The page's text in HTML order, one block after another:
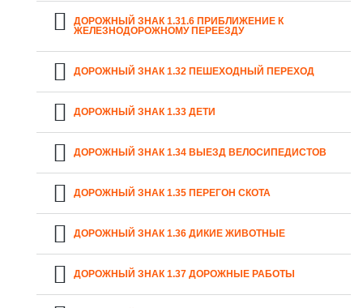
ДОРОЖНЫЙ ЗНАК 1.31.6 ПРИБЛИЖЕНИЕ К
ЖЕЛЕЗНОДОРОЖНОМУ ПЕРЕЕЗДУ
ДОРОЖНЫЙ ЗНАК 1.32 ПЕШЕХОДНЫЙ ПЕРЕХОД
ДОРОЖНЫЙ ЗНАК 1.33 ДЕТИ
ДОРОЖНЫЙ ЗНАК 1.34 ВЫЕЗД ВЕЛОСИПЕДИСТОВ
ДОРОЖНЫЙ ЗНАК 1.35 ПЕРЕГОН СКОТА
ДОРОЖНЫЙ ЗНАК 1.36 ДИКИЕ ЖИВОТНЫЕ
ДОРОЖНЫЙ ЗНАК 1.37 ДОРОЖНЫЕ РАБОТЫ